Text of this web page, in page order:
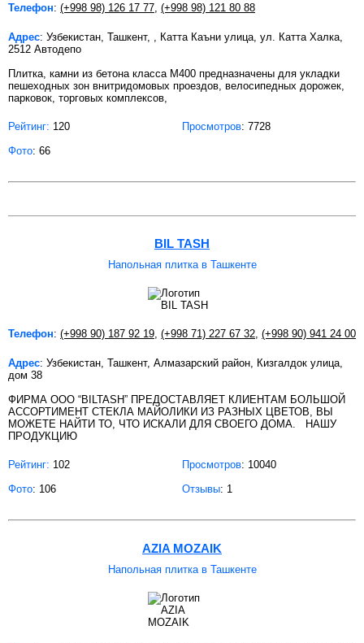
Телефон: (+998 98) 126 17 77 (+998 98) 121 80 88
Адрес: Узбекистан, Ташкент, , Катта Каъни улица, ул. Катта Халка,
2512 Автодепо
Плитка, камни из бетона класса М400 предназначены для укладки
пешеходных зон внитридомовых проездов, велосипедных дорожек,
парковок, торговых комплексов,
Рейтинг: 120 Просмотров: 7728
Фото: 66
BIL TASH
Напольная плитка в Ташкенте
Телефон: (+998 90) 187 92 19 (+998 71) 227 67 32 (+998 90) 941 24 00
Адрес: Узбекистан, Ташкент, Алмазарский район, Кизгалдок улица,
дом 38
ФИРМА OOO “BILTASH” ПРЕДОСТАВЛЯЕТ КЛИЕНТАМ БОЛЬШОЙ
АССОРТИМЕНТ СТЕКЛА МАЙОЛИКИ ИЗ РАЗНЫХ ЦВЕТОВ, ВЫ
МОЖЕТЕ НАЙТИ ТО, ЧТО ИСКАЛИ ДЛЯ СВОЕГО ДОМА. НАШУ
ПРОДУКЦИЮ
Рейтинг: 102 Просмотров: 10040
Фото: 106 Отзывы: 1
AZIA MOZAIK
Напольная плитка в Ташкенте